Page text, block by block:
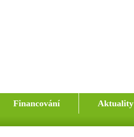
Financování Aktuality